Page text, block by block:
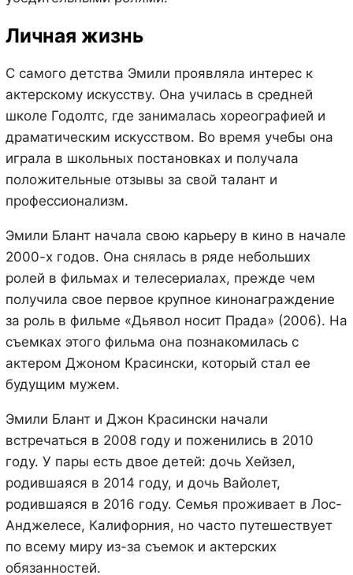
Личная жизнь
С самого детства Эмили проявляла интерес к
актерскому искусству. Она училась в средней
школе Годолтс, где занималась хореографией и
драматическим искусством. Во время учебы она
играла в школьных постановках и получала
положительные отзывы за свой талант и
профессионализм.
Эмили Блант начала свою карьеру в кино в начале
2000-х годов. Она снялась в ряде небольших
ролей в фильмах и телесериалах, прежде чем
получила свое первое крупное кинонаграждение
за роль в фильме «Дьявол носит Прада» (2006). На
съемках этого фильма она познакомилась с
актером Джоном Красински, который стал ее
будущим мужем.
Эмили Блант и Джон Красински начали
встречаться в 2008 году и поженились в 2010
году. У пары есть двое детей: дочь Хейзел,
родившаяся в 2014 году, и дочь Вайолет,
родившаяся в 2016 году. Семья проживает в Лос-
Анджелесе, Калифорния, но часто путешествует
по всему миру из-за съемок и актерских
обязанностей.